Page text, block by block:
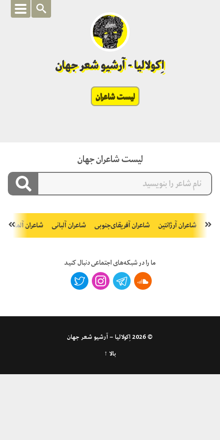
اِکولالیا - آرشیو شعر جهان
لیست شاعران
لیست شاعران جهان
شاعران آرژانتین شاعران آفریقای‌جنوبی شاعران آلبانی شاعران آلمان
ما را در شبکه‌های اجتماعی دنبال کنید
© 2026
اِکولالیا – آرشیو شعر جهان
بالا ↑